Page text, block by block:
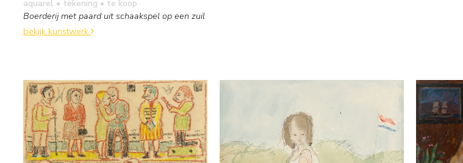
aquarel • tekening • te koop
Boerderij met paard uit schaakspel op een zuil
bekijk kunstwerk